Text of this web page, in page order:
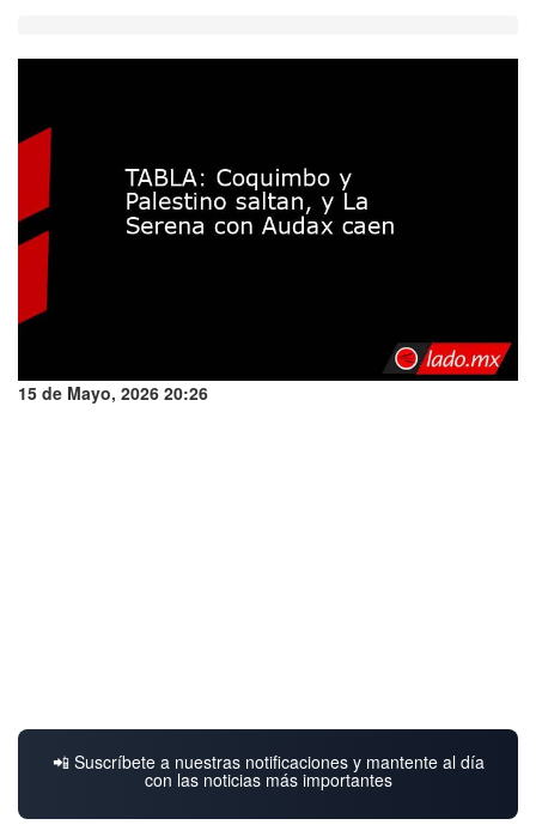
15 de Mayo, 2026 20:26
📲 Suscríbete a nuestras notificaciones y mantente al día
con las noticias más importantes